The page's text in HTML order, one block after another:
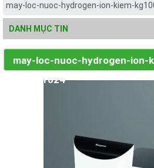
may-loc-nuoc-hydrogen-ion-kiem-
DANH MỤC TIN
may-loc-nuoc-hydrogen-ion-
1024×1024